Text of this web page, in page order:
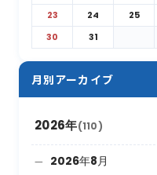
23
24 25
30
31
月別アーカイブ
2026年(110)
2026年8月